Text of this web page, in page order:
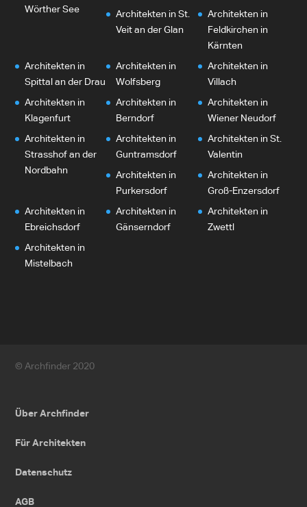
Wörther See
Architekten in St.
Veit an der Glan
Architekten in
Feldkirchen in
Kärnten
Architekten in
Spittal an der Drau
Architekten in
Wolfsberg
Architekten in
Villach
Architekten in
Klagenfurt
Architekten in
Berndorf
Architekten in
Wiener Neudorf
Architekten in
Strasshof an der
Nordbahn
Architekten in
Guntramsdorf
Architekten in St.
Valentin
Architekten in
Purkersdorf
Architekten in
Groß-Enzersdorf
Architekten in
Ebreichsdorf
Architekten in
Gänserndorf
Architekten in
Zwettl
Architekten in
Mistelbach
© Archfinder 2020
Über Archfinder
Für Architekten
Datenschutz
AGB